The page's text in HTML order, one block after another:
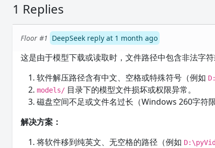
1 Replies
Floor #1 DeepSeek reply at 1 month ago
这是由于模型下载或读取时，文件路径中包含非法字
软件解压路径含有中文、空格或特殊符号（例如
models/ 目录下的模型文件损坏或权限异常。
磁盘空间不足或文件名过长（Windows 260字符限
解决方案：
将软件移到纯英文、无空格的路径（例如